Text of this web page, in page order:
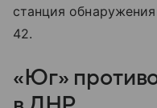
станция
42.
«Юг»